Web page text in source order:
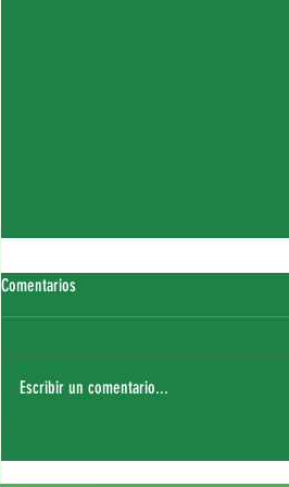
Fichaje de Thierry Sagna
Comentarios
Escribir un comentario...